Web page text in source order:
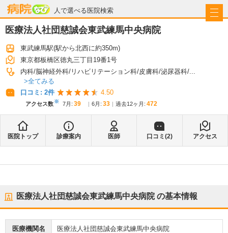
人で選べる医院検索
病院なび
医療法人社団慈誠会東武練馬中央病院
東武練馬駅(駅から北西に約350m)
東京都板橋区徳丸三丁目19番1号
内科 脳神経外科 リハビリテーション科 皮膚科 泌尿器科 ...
全てみる
口コミ: 2件 4.50
アクセス数※ 7月 : 39 6月 : 33 過去12ヶ月: 472
医院トップ 診療案内 医師 口コミ(2) アクセス
医療法人社団慈誠会東武練馬中央病院の基本情報
医療機関名 医療法人社団慈誠会東武練馬中央病院